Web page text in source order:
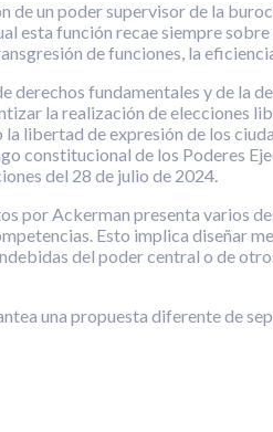
de un poder supervisor de la
esta función recae siempre
de funciones, la
derechos fundamentales y de la
la realización de elecciones
libertad de expresión de los
constitucional de los Poderes
del 28 de julio de 2024.
por Ackerman presenta varios
Esto implica diseñar
del poder central o de
una propuesta diferente de